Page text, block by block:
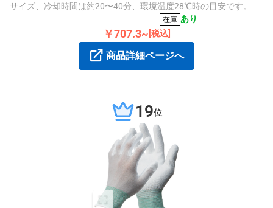
サイズ、冷却時間は約20〜40分、環境温度28℃時の目安です。
在庫 あり
￥707.3~ [税込]
商品詳細ページへ
19位